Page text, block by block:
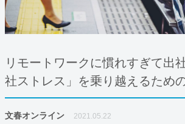
リモートワークに慣れすぎて出
社ストレス」を乗り越えるため
文春オンライン 2021.05.22